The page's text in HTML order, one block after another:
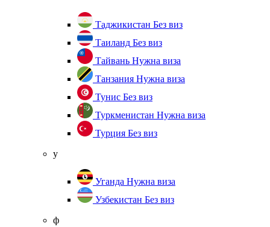
Таджикистан Без виз
Таиланд Без виз
Тайвань Нужна виза
Танзания Нужна виза
Тунис Без виз
Туркменистан Нужна виза
Турция Без виз
у
Уганда Нужна виза
Узбекистан Без виз
ф